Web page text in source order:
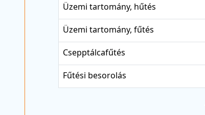
Üzemi tartomány, hűtés
Üzemi tartomány, fűtés
Csepptálcafűtés
Fűtési besorolás